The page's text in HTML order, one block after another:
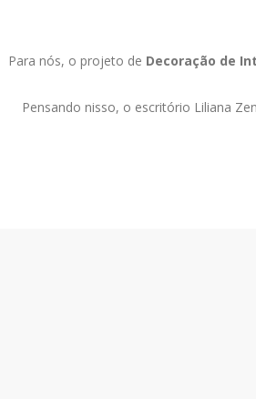
Para nós, o projeto de Decoração de
Pensando nisso, o escritório Liliana